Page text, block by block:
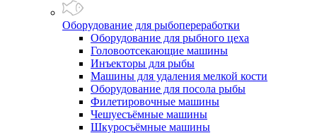
Оборудование для рыбопереработки
Оборудование для рыбного цеха
Головоотсекающие машины
Инъекторы для рыбы
Машины для удаления мелкой кости
Оборудование для посола рыбы
Филетировочные машины
Чешуесъёмные машины
Шкуросъёмные машины